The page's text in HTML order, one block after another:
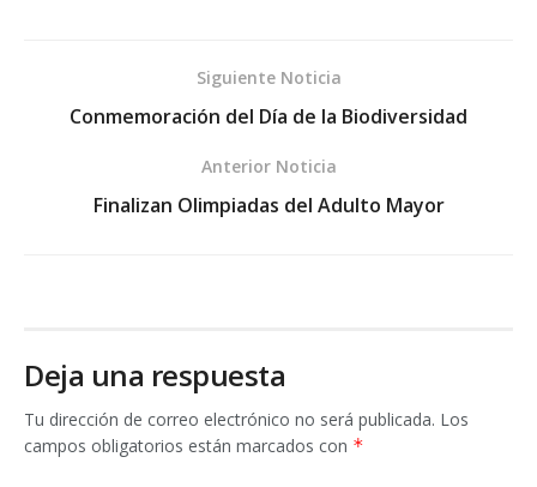
Siguiente Noticia
Conmemoración del Día de la Biodiversidad
Anterior Noticia
Finalizan Olimpiadas del Adulto Mayor
Deja una respuesta
Tu dirección de correo electrónico no será publicada. Los
campos obligatorios están marcados con *